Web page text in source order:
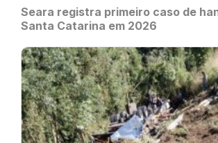
Seara registra primeiro caso de
Santa Catarina em 2026